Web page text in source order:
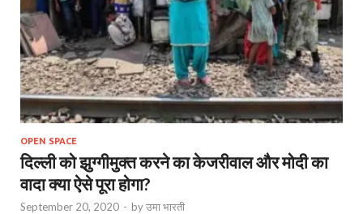
OPEN SPACE
दिल्‍ली को झुग्‍गीमुक्‍त करने का केजरीवाल और मोदी का
वादा क्‍या ऐसे पूरा होगा?
September 20, 2020 - byउमा भारती